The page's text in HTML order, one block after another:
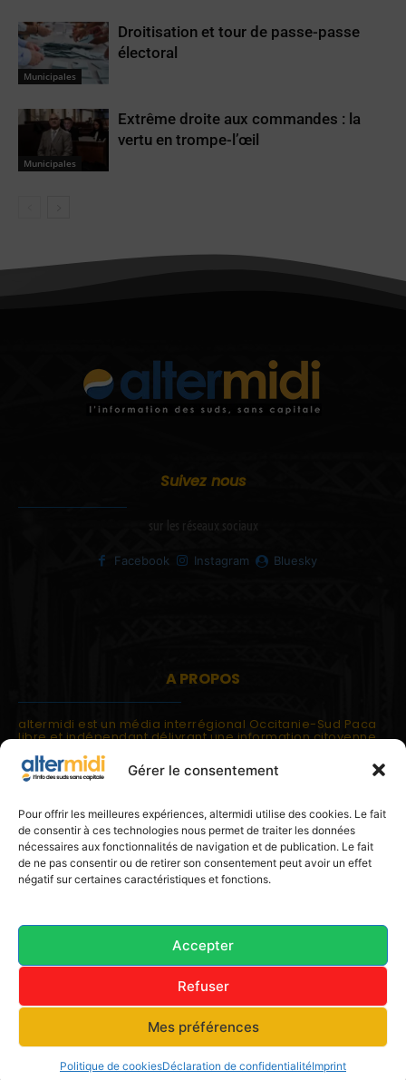
Gérer le consentement
Pour offrir les meilleures expériences, altermidi utilise des cookies. Le fait
de consentir à ces technologies nous permet de traiter les données
nécessaires aux fonctionnalités de navigation et de publication. Le fait
de ne pas consentir ou de retirer son consentement peut avoir un effet
négatif sur certaines caractéristiques et fonctions.
Accepter
Refuser
Mes préférences
Politique de cookiesDéclaration de confidentialitéImprint
Municipales
Droitisation et tour de passe-passe
électoral
Municipales
Extrême droite aux commandes : la
vertu en trompe-l’œil
Suivez nous
sur les réseaux sociaux
Facebook Instagram Bluesky
A PROPOS
altermidi est un média interrégional Occitanie-Sud Paca
libre et indépendant délivrant une information citoyenne
altermidi est ouvert sur les suds, la méditerranée,
l'europe.
altermidi aborde des thématiques globales évaluées à
partir des constats de terrain ou d'analyses à l'échelon
local.
altermidi c'est l'information capitale, sans capitale.
© 2025 altermidi.org - Les amis d'altermidi
Conditions générales Politique de cookies (UE)
Avertissement
Déclaration de confidentialité (UE)